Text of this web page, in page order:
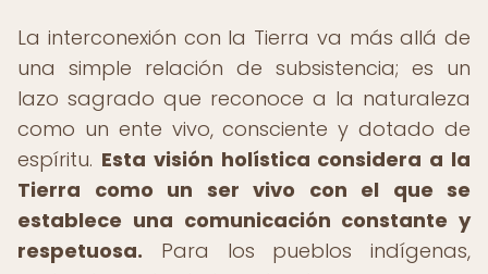
La interconexión con la Tierra va más allá de
una simple relación de subsistencia; es un
lazo sagrado que reconoce a la naturaleza
como un ente vivo, consciente y dotado de
espíritu. Esta visión holística considera a la
Tierra como un ser vivo con el que se
establece una comunicación constante y
respetuosa. Para los pueblos indígenas,